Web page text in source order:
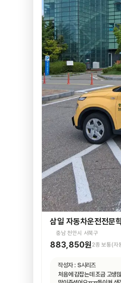
삼일 자동차운전전문
충남 천안시 서북구
883,850원 2종 보통(자
작성자 : S시리즈
처음에 감잡는데 조금 고생